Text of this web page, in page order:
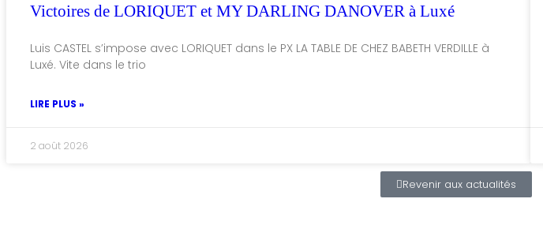
Victoires de LORIQUET et MY DARLING DANOVER à Luxé
Luis CASTEL s’impose avec LORIQUET dans le PX LA TABLE DE CHEZ BABETH VERDILLE à
Luxé. Vite dans le trio
LIRE PLUS »
2 août 2026
Revenir aux actualités